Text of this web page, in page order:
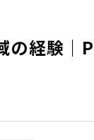
の経験｜